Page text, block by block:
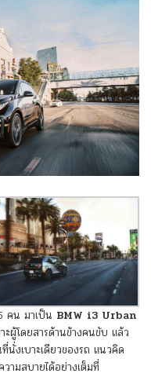
คน มาเป็น BMW i3 Urban
ผู้โดยสารด้านข้างคนขับ แล้ว
นั่งเบาะเดียวของรถ แนวคิด
ามสบายได้อย่างเต็มที่